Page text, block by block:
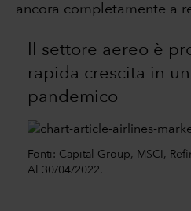
ancora completamente a
Il settore aereo è
rapida crescita in
pandemico
Fonti: Capital Group, MSCI,
Al 30/04/2022.